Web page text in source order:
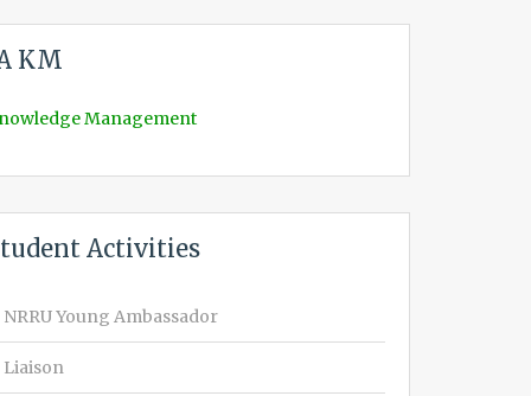
KM
Management
Activities
NRRU Young Ambassador
Liaison